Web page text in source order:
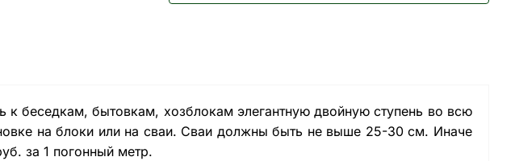
к беседкам, бытовкам, хозблокам элегантную двойную ступень во всю
на блоки или на сваи. Сваи должны быть не выше 25-30 см. Иначе
за 1 погонный метр.